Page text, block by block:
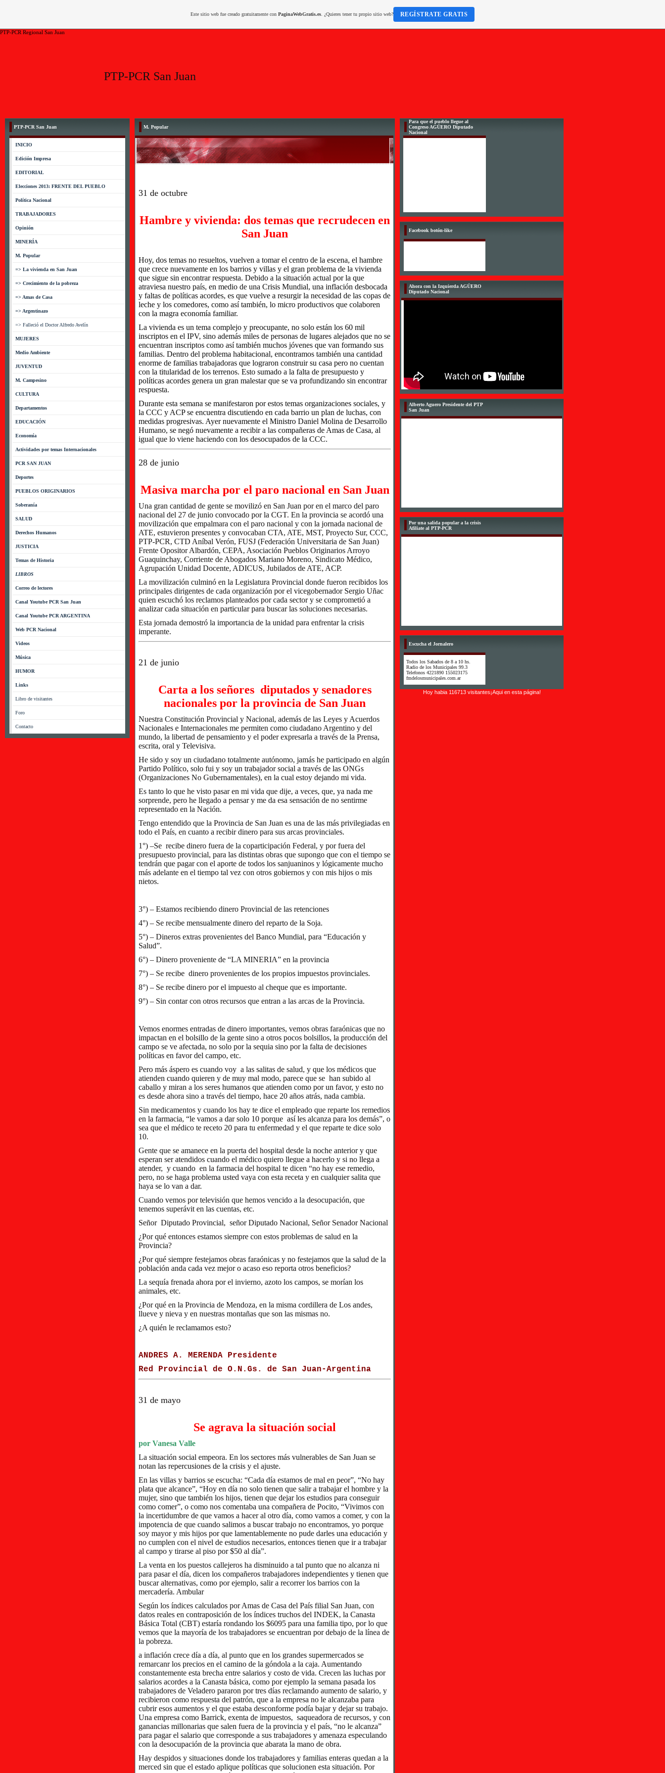
PTP-PCR Regional San Juan
PTP-PCR San Juan
PTP-PCR San Juan
INICIO
Edición Impresa
EDITORIAL
Elecciones 2013: FRENTE DEL PUEBLO
Política Nacional
TRABAJADORES
Opinión
MINERÍA
M. Popular
=> La vivienda en San Juan
=> Crecimiento de la pobreza
=> Amas de Casa
=> Argentinazo
=> Falleció el Doctor Alfredo Avelín
MUJERES
Medio Ambiente
JUVENTUD
M. Campesino
CULTURA
Departamentos
EDUCACIÓN
Economía
Actividades por temas Internacionales
PCR SAN JUAN
Deportes
PUEBLOS ORIGINARIOS
Soberanía
SALUD
Derechos Humanos
JUSTICIA
Temas de Historia
LIBROS
Correo de lectores
Canal Youtube PCR San Juan
Canal Youtube PCR ARGENTINA
Web PCR Nacional
Videos
Música
HUMOR
Links
Libro de visitantes
Foro
Contacto
M. Popular
31 de octubre
Hambre y vivienda: dos temas que recrudecen en
San Juan
Hoy, dos temas no resueltos, vuelven a tomar el centro de la escena, el hambre
que crece nuevamente en los barrios y villas y el gran problema de la vivienda
que sigue sin encontrar respuesta. Debido a la situación actual por la que
atraviesa nuestro país, en medio de una Crisis Mundial, una inflación desbocada
y faltas de políticas acordes, es que vuelve a resurgir la necesidad de las copas de
leche y los comedores, como así también, lo micro productivos que colaboren
con la magra economía familiar.
La vivienda es un tema complejo y preocupante, no solo están los 60 mil
inscriptos en el IPV, sino además miles de personas de lugares alejados que no se
encuentran inscriptos como así también muchos jóvenes que van formando sus
familias. Dentro del problema habitacional, encontramos también una cantidad
enorme de familias trabajadoras que lograron construir su casa pero no cuentan
con la titularidad de los terrenos. Esto sumado a la falta de presupuesto y
políticas acordes genera un gran malestar que se va profundizando sin encontrar
respuesta.
Durante esta semana se manifestaron por estos temas organizaciones sociales, y
la CCC y ACP se encuentra discutiendo en cada barrio un plan de luchas, con
medidas progresivas. Ayer nuevamente el Ministro Daniel Molina de Desarrollo
Humano, se negó nuevamente a recibir a las compañeras de Amas de Casa, al
igual que lo viene haciendo con los desocupados de la CCC.
28 de junio
Masiva marcha por el paro nacional en San Juan
Una gran cantidad de gente se movilizó en San Juan por en el marco del paro
nacional del 27 de junio convocado por la CGT. En la provincia se acordó una
movilización que empalmara con el paro nacional y con la jornada nacional de
ATE, estuvieron presentes y convocaban CTA, ATE, MST, Proyecto Sur, CCC,
PTP-PCR, CTD Aníbal Verón, FUSJ (Federación Universitaria de San Juan)
Frente Opositor Albardón, CEPA, Asociación Pueblos Originarios Arroyo
Guaquinchay, Corriente de Abogados Mariano Moreno, Sindicato Médico,
Agrupación Unidad Docente, ADICUS, Jubilados de ATE, ACP.
La movilización culminó en la Legislatura Provincial donde fueron recibidos los
principales dirigentes de cada organización por el vicegobernador Sergio Uñac
quien escuchó los reclamos planteados por cada sector y se comprometió a
analizar cada situación en particular para buscar las soluciones necesarias.
Esta jornada demostró la importancia de la unidad para enfrentar la crisis
imperante.
21 de junio
Carta a los señores diputados y senadores
nacionales por la provincia de San Juan
Nuestra Constitución Provincial y Nacional, además de las Leyes y Acuerdos
Nacionales e Internacionales me permiten como ciudadano Argentino y del
mundo, la libertad de pensamiento y el poder expresarla a través de la Prensa,
escrita, oral y Televisiva.
He sido y soy un ciudadano totalmente autónomo, jamás he participado en algún
Partido Político, solo fui y soy un trabajador social a través de las ONGs
(Organizaciones No Gubernamentales), en la cual estoy dejando mi vida.
Es tanto lo que he visto pasar en mi vida que dije, a veces, que, ya nada me
sorprende, pero he llegado a pensar y me da esa sensación de no sentirme
representado en la Nación.
Tengo entendido que la Provincia de San Juan es una de las más privilegiadas en
todo el País, en cuanto a recibir dinero para sus arcas provinciales.
1°) –Se recibe dinero fuera de la coparticipación Federal, y por fuera del
presupuesto provincial, para las distintas obras que supongo que con el tiempo se
tendrán que pagar con el aporte de todos los sanjuaninos y lógicamente mucho
más adelante en el tiempo tal vez con otros gobiernos y con mis hijos o mis
nietos.
3°) – Estamos recibiendo dinero Provincial de las retenciones
4°) – Se recibe mensualmente dinero del reparto de la Soja.
5°) – Dineros extras provenientes del Banco Mundial, para “Educación y
Salud”.
6°) – Dinero proveniente de “LA MINERIA” en la provincia
7°) – Se recibe dinero provenientes de los propios impuestos provinciales.
8°) – Se recibe dinero por el impuesto al cheque que es importante.
9°) – Sin contar con otros recursos que entran a las arcas de la Provincia.
Vemos enormes entradas de dinero importantes, vemos obras faraónicas que no
impactan en el bolsillo de la gente sino a otros pocos bolsillos, la producción del
campo se ve afectada, no solo por la sequia sino por la falta de decisiones
políticas en favor del campo, etc.
Pero más áspero es cuando voy a las salitas de salud, y que los médicos que
atienden cuando quieren y de muy mal modo, parece que se han subido al
caballo y miran a los seres humanos que atienden como por un favor, y esto no
es desde ahora sino a través del tiempo, hace 20 años atrás, nada cambia.
Sin medicamentos y cuando los hay te dice el empleado que reparte los remedios
en la farmacia, “le vamos a dar solo 10 porque así les alcanza para los demás”, o
sea que el médico te receto 20 para tu enfermedad y el que reparte te dice solo
10.
Gente que se amanece en la puerta del hospital desde la noche anterior y que
esperan ser atendidos cuando el médico quiero llegue a hacerlo y si no llega a
atender, y cuando en la farmacia del hospital te dicen “no hay ese remedio,
pero, no se haga problema usted vaya con esta receta y en cualquier salita que
haya se lo van a dar.
Cuando vemos por televisión que hemos vencido a la desocupación, que
tenemos superávit en las cuentas, etc.
Señor Diputado Provincial, señor Diputado Nacional, Señor Senador Nacional
¿Por qué entonces estamos siempre con estos problemas de salud en la
Provincia?
¿Por qué siempre festejamos obras faraónicas y no festejamos que la salud de la
población anda cada vez mejor o acaso eso reporta otros beneficios?
La sequía frenada ahora por el invierno, azoto los campos, se morían los
animales, etc.
¿Por qué en la Provincia de Mendoza, en la misma cordillera de Los andes,
llueve y nieva y en nuestras montañas que son las mismas no.
¿A quién le reclamamos esto?
ANDRES A. MERENDA Presidente
Red Provincial de O.N.Gs. de San Juan-Argentina
31 de mayo
Se agrava la situación social
por Vanesa Valle
La situación social empeora. En los sectores más vulnerables de San Juan se
notan las repercusiones de la crisis y el ajuste.
En las villas y barrios se escucha: “Cada día estamos de mal en peor”, “No hay
plata que alcance”, “Hoy en día no solo tienen que salir a trabajar el hombre y la
mujer, sino que también los hijos, tienen que dejar los estudios para conseguir
como comer”, o como nos comentaba una compañera de Pocito, “Vivimos con
la incertidumbre de que vamos a hacer al otro día, como vamos a comer, y con la
impotencia de que cuando salimos a buscar trabajo no encontramos, yo porque
soy mayor y mis hijos por que lamentablemente no pude darles una educación y
no cumplen con el nivel de estudios necesarios, entonces tienen que ir a trabajar
al campo y tirarse al piso por $50 al día”.
La venta en los puestos callejeros ha disminuido a tal punto que no alcanza ni
para pasar el día, dicen los compañeros trabajadores independientes y tienen que
buscar alternativas, como por ejemplo, salir a recorrer los barrios con la
mercadería. Ambular
Según los índices calculados por Amas de Casa del País filial San Juan, con
datos reales en contraposición de los índices truchos del INDEK, la Canasta
Básica Total (CBT) estaría rondando los $6095 para una familia tipo, por lo que
vemos que la mayoría de los trabajadores se encuentran por debajo de la línea de
la pobreza.
a inflación crece día a día, al punto que en los grandes supermercados se
remarcanr los precios en el camino de la góndola a la caja. Aumentando
constantemente esta brecha entre salarios y costo de vida. Crecen las luchas por
salarios acordes a la Canasta básica, como por ejemplo la semana pasada los
trabajadores de Veladero pararon por tres días reclamando aumento de salario, y
recibieron como respuesta del patrón, que a la empresa no le alcanzaba para
cubrir esos aumentos y el que estaba desconforme podía bajar y dejar su trabajo.
Una empresa como Barrick, exenta de impuestos, saqueadora de recursos, y con
ganancias millonarias que salen fuera de la provincia y el país, “no le alcanza”
para pagar el salario que corresponde a sus trabajadores y amenaza especulando
con la desocupación de la provincia que abarata la mano de obra.
Hay despidos y situaciones donde los trabajadores y familias enteras quedan a la
merced sin que el estado aplique políticas que solucionen esta situación. Por
Para que el pueblo llegue al
Congreso AGÜERO Diputado
Nacional
Facebook botón-like
Ahora con la Izquierda AGÜERO
Diputado Nacional
Alberto Aguero Presidente del PTP
San Juan
Por una salida popular a la crisis
Afiliate al PTP-PCR
Escucha el Jornalero
Todos los Sabados de 8 a 10 hs.
Radio de los Municipales 99.3
Telefonos 4221890 155023175
fmdelosmunicipales.com.ar
Hoy habia 116713 visitantes¡Aqui en esta página!
Este sitio web fue creado gratuitamente con PaginaWebGratis.es. ¿Quieres tener tu propio sitio web? REGÍSTRATE GRATIS